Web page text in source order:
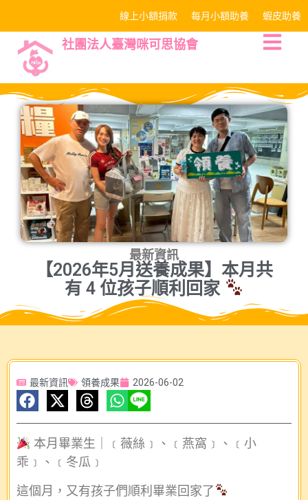
線上小額捐款 每月小額助養 蝦皮助養
社團法人臺灣咪可思協會
最新資訊
【2026年5月送養成果】本月共
有 4 位孩子順利回家
最新資訊 領養成果 2026-06-02
本月畢業生｜﹝薇絲﹞、﹝燕窩﹞、﹝小
乖﹞、﹝冬瓜﹞
這個月，又有孩子們順利畢業回家了